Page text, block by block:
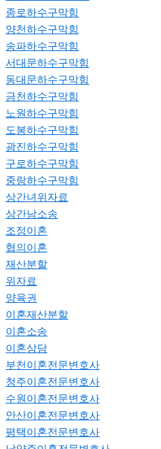
종로하수구막힘
양천하수구막힘
송파하수구막힘
서대문하수구막힘
동대문하수구막힘
금천하수구막힘
노원하수구막힘
도봉하수구막힘
광진하수구막힘
구로하수구막힘
중랑하수구막힘
상간녀위자료
상간남소송
조정이혼
협의이혼
재산분할
위자료
양육권
이혼재산분할
이혼소송
이혼상담
부천이혼전문변호사
청주이혼전문변호사
수원이혼전문변호사
안산이혼전문변호사
평택이혼전문변호사